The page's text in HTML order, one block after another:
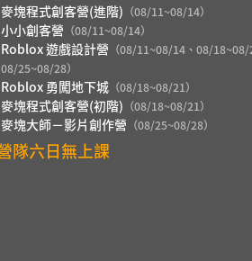
麥塊程式創客營(進階) （08/11~08/14）
小小創客營 （08/11~08/14）
Roblox 遊戲設計營 （08/11~08/14、08/18~08/
08/25~08/28）
Roblox 勇闖地下城 （08/18~08/21）
麥塊程式創客營(初階) （08/18~08/21）
麥塊大師－影片創作營 （08/25~08/28）
隊六日無上課